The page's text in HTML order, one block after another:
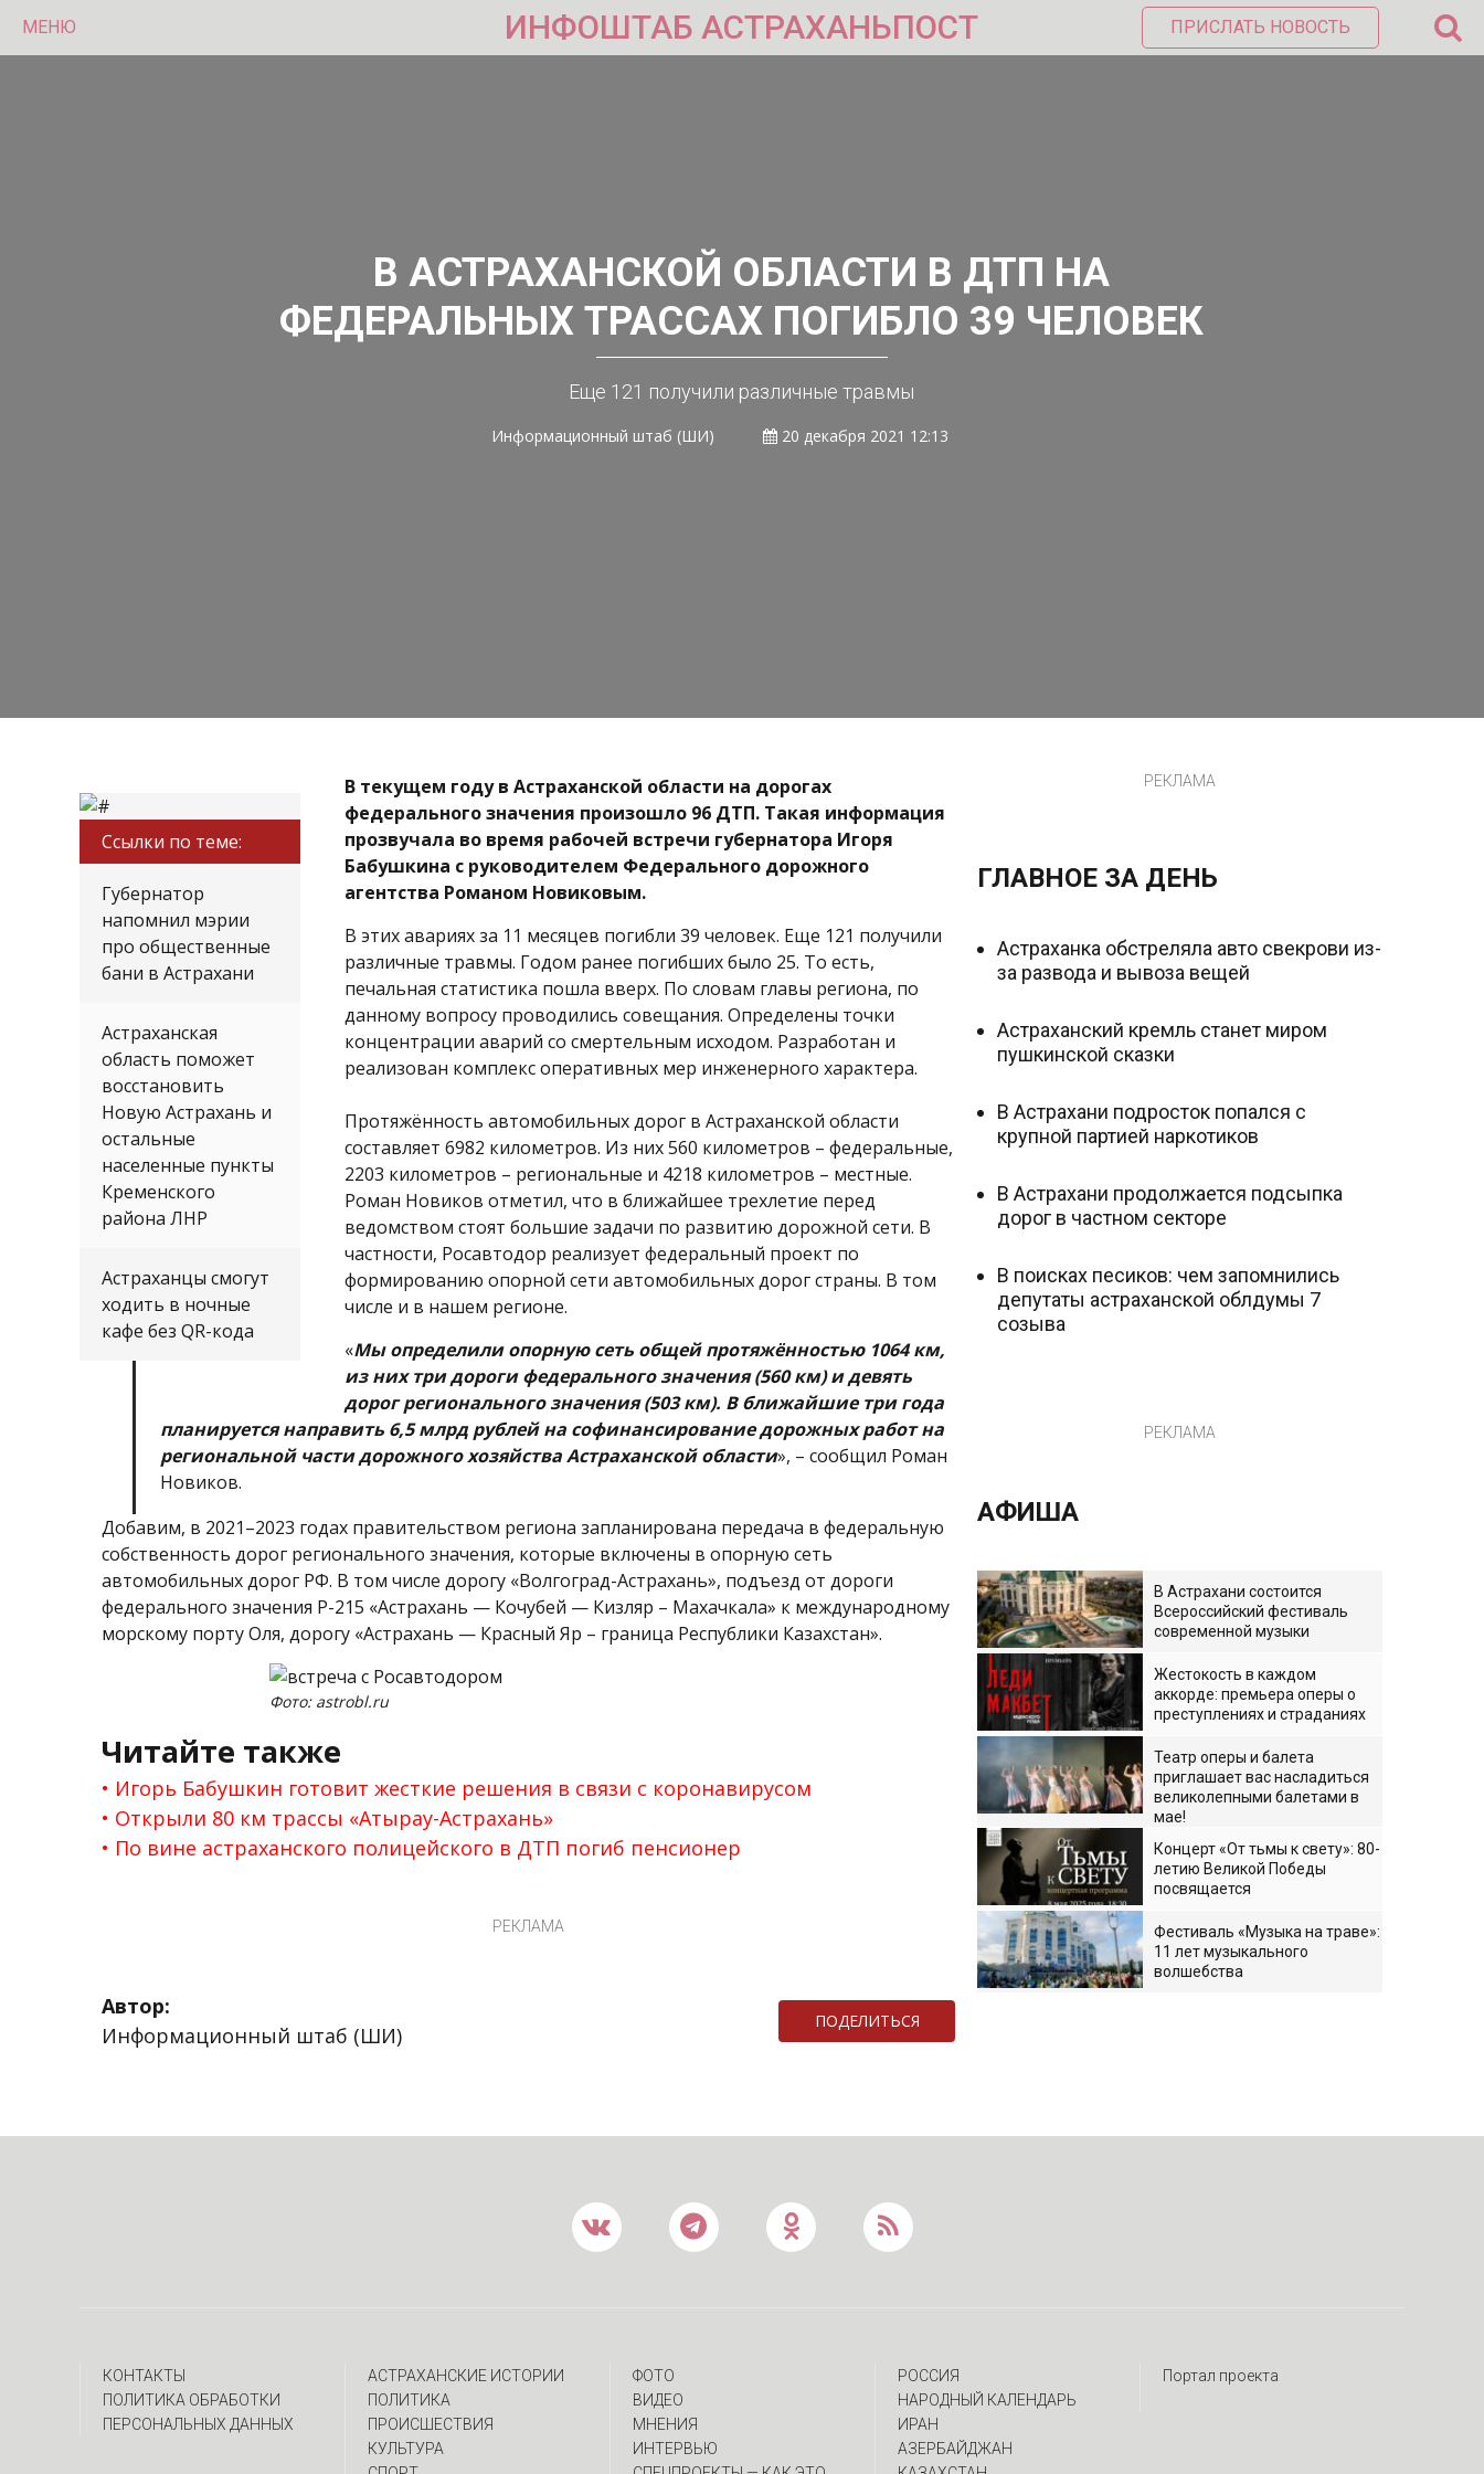
МЕНЮ ИНФОШТАБ АСТРАХАНЬПОСТ ПРИСЛАТЬ НОВОСТЬ
В АСТРАХАНСКОЙ ОБЛАСТИ В ДТП НА
ФЕДЕРАЛЬНЫХ ТРАССАХ ПОГИБЛО 39 ЧЕЛОВЕК
Еще 121 получили различные травмы
Информационный штаб (ШИ) 20 декабря 2021 12:13
Ссылки по теме:
Губернатор
напомнил мэрии
про общественные
бани в Астрахани
Астраханская
область поможет
восстановить
Новую Астрахань и
остальные
населенные пункты
Кременского
района ЛНР
Астраханцы смогут
ходить в ночные
кафе без QR-кода
В текущем году в Астраханской области на дорогах
федерального значения произошло 96 ДТП. Такая информация
прозвучала во время рабочей встречи губернатора Игоря
Бабушкина с руководителем Федерального дорожного
агентства Романом Новиковым.
В этих авариях за 11 месяцев погибли 39 человек. Еще 121 получили
различные травмы. Годом ранее погибших было 25. То есть,
печальная статистика пошла вверх. По словам главы региона, по
данному вопросу проводились совещания. Определены точки
концентрации аварий со смертельным исходом. Разработан и
реализован комплекс оперативных мер инженерного характера.
Протяжённость автомобильных дорог в Астраханской области
составляет 6982 километров. Из них 560 километров – федеральные,
2203 километров – региональные и 4218 километров – местные.
Роман Новиков отметил, что в ближайшее трехлетие перед
ведомством стоят большие задачи по развитию дорожной сети. В
частности, Росавтодор реализует федеральный проект по
формированию опорной сети автомобильных дорог страны. В том
числе и в нашем регионе.
«Мы определили опорную сеть общей протяжённостью 1064 км,
из них три дороги федерального значения (560 км) и девять
дорог регионального значения (503 км). В ближайшие три года
планируется направить 6,5 млрд рублей на софинансирование дорожных работ на
региональной части дорожного хозяйства Астраханской области», – сообщил Роман
Новиков.
Добавим, в 2021–2023 годах правительством региона запланирована передача в федеральную
собственность дорог регионального значения, которые включены в опорную сеть
автомобильных дорог РФ. В том числе дорогу «Волгоград-Астрахань», подъезд от дороги
федерального значения Р-215 «Астрахань — Кочубей — Кизляр – Махачкала» к международному
морскому порту Оля, дорогу «Астрахань — Красный Яр – граница Республики Казахстан».
Фото: astrobl.ru
Читайте также
Игорь Бабушкин готовит жесткие решения в связи с коронавирусом
Открыли 80 км трассы «Атырау-Астрахань»
По вине астраханского полицейского в ДТП погиб пенсионер
РЕКЛАМА
Автор:
Информационный штаб (ШИ)
ПОДЕЛИТЬСЯ
РЕКЛАМА
ГЛАВНОЕ ЗА ДЕНЬ
Астраханка обстреляла авто свекрови из-
за развода и вывоза вещей
Астраханский кремль станет миром
пушкинской сказки
В Астрахани подросток попался с
крупной партией наркотиков
В Астрахани продолжается подсыпка
дорог в частном секторе
В поисках песиков: чем запомнились
депутаты астраханской облдумы 7
созыва
РЕКЛАМА
АФИША
В Астрахани состоится
Всероссийский фестиваль
современной музыки
Жестокость в каждом
аккорде: премьера оперы о
преступлениях и страданиях
Театр оперы и балета
приглашает вас насладиться
великолепными балетами в
мае!
Концерт «От тьмы к свету»: 80-
летию Великой Победы
посвящается
Фестиваль «Музыка на траве»:
11 лет музыкального
волшебства
КОНТАКТЫ
ПОЛИТИКА ОБРАБОТКИ
ПЕРСОНАЛЬНЫХ ДАННЫХ
АСТРАХАНСКИЕ ИСТОРИИ
ПОЛИТИКА
ПРОИСШЕСТВИЯ
КУЛЬТУРА
ФОТО
ВИДЕО
МНЕНИЯ
ИНТЕРВЬЮ
РОССИЯ
НАРОДНЫЙ КАЛЕНДАРЬ
ИРАН
АЗЕРБАЙДЖАН
Портал проекта